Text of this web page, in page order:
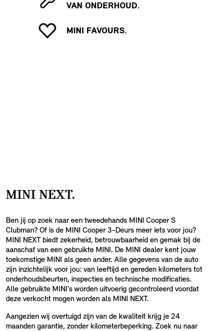
VAN ONDERHOUD.
MINI FAVOURS.
MINI NEXT.
Ben jij op zoek naar een tweedehands MINI Cooper S
Clubman? Of is de MINI Cooper 3-Deurs meer iets voor jou?
MINI NEXT biedt zekerheid, betrouwbaarheid en gemak bij de
aanschaf van een gebruikte MINI. De MINI dealer kent jouw
toekomstige MINI als geen ander. Alle gegevens van de auto
zijn inzichtelijk voor jou: van leeftijd en gereden kilometers tot
onderhoudsbeurten, inspecties en technische modificaties.
Alle gebruikte MINI’s worden uitvoerig gecontroleerd voordat
deze verkocht mogen worden als MINI NEXT.
Aangezien wij overtuigd zijn van de kwaliteit krijg je 24
maanden garantie, zonder kilometerbeperking. Zoek nu naar